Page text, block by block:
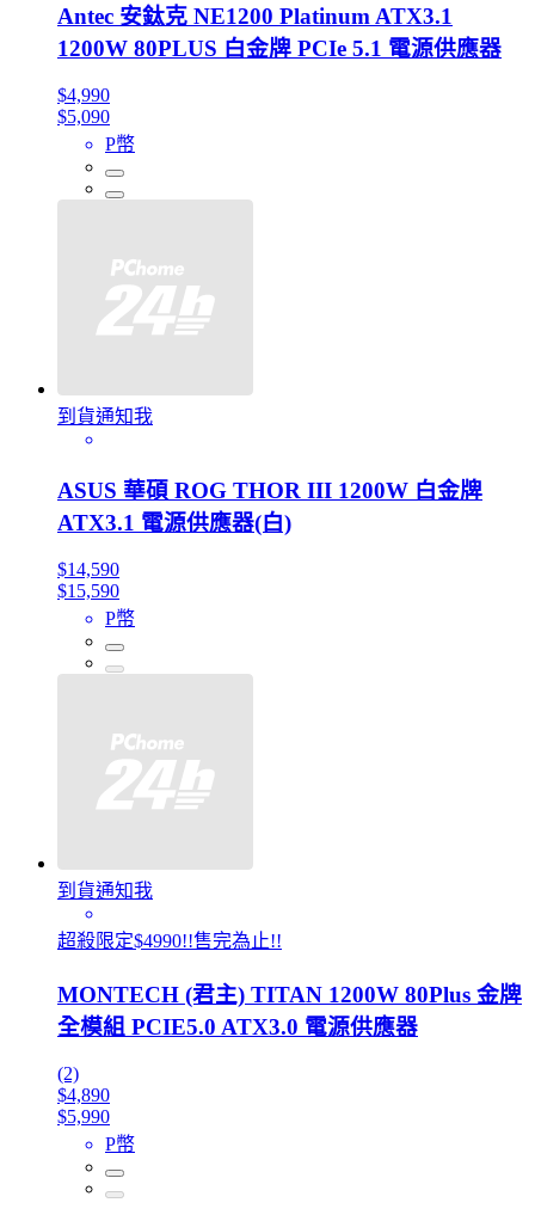
Antec 安鈦克 NE1200 Platinum ATX3.1
1200W 80PLUS 白金牌 PCIe 5.1 電源供應器
$4,990
$5,090
P幣
到貨通知我
ASUS 華碩 ROG THOR III 1200W 白金牌
ATX3.1 電源供應器(白)
$14,590
$15,590
P幣
到貨通知我
超殺限定$4990!!售完為止!!
MONTECH (君主) TITAN 1200W 80Plus 金牌
全模組 PCIE5.0 ATX3.0 電源供應器
(2)
$4,890
$5,990
P幣